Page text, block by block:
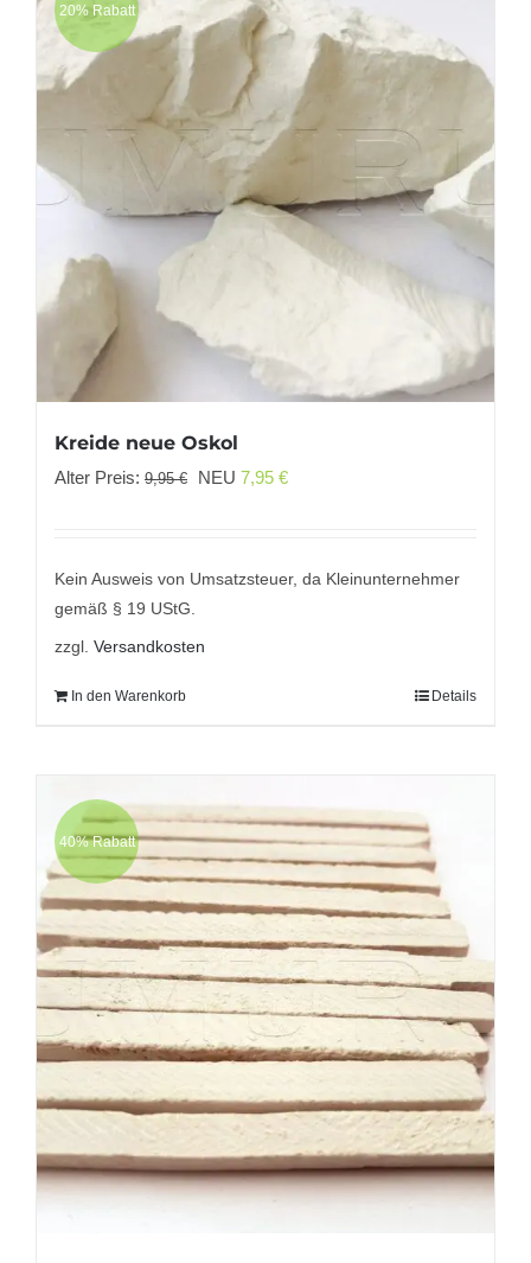
20% Rabatt
Kreide neue Oskol
Alter Preis: 9,95€
Ursprünglicher
9,95 €
NEU 7,95 €Aktueller
7,95 €.
Kein Ausweis von Umsatzsteuer, da Kleinunternehmer
gemäß § 19 UStG.
zzgl. Versandkosten
In den Warenkorb Details
40% Rabatt